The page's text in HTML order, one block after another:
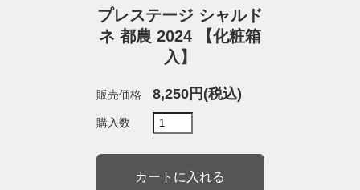
プレステージ シャルド
ネ 都農 2024 【化粧箱
入】
販売価格 8,250円(税込)
購入数